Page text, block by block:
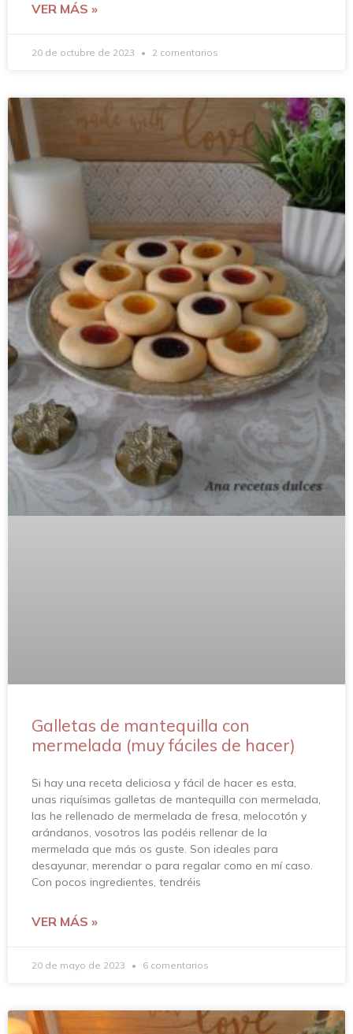
VER MÁS »
20 de octubre de 2023 2 comentarios
Galletas de mantequilla con
mermelada (muy fáciles de hacer)
Si hay una receta deliciosa y fácil de hacer es esta,
unas riquísimas galletas de mantequilla con mermelada,
las he rellenado de mermelada de fresa, melocotón y
arándanos, vosotros las podéis rellenar de la
mermelada que más os guste. Son ideales para
desayunar, merendar o para regalar como en mí caso.
Con pocos ingredientes, tendréis
VER MÁS »
20 de mayo de 2023 6 comentarios